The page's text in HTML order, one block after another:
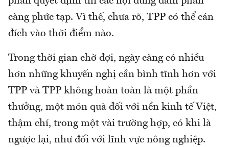
càng phức tạp. Vì thế, chưa rõ, TPP có thể cán
đích vào thời điểm nào.
Trong thời gian chờ đợi, ngày càng có nhiều
hơn những khuyến nghị cần bình tĩnh hơn với
TPP và TPP không hoàn toàn là một phần
thưởng, một món quà đối với nền kinh tế Việt,
thậm chí, trong một vài trường hợp, có khi là
ngược lại, như đối với lĩnh vực nông nghiệp.